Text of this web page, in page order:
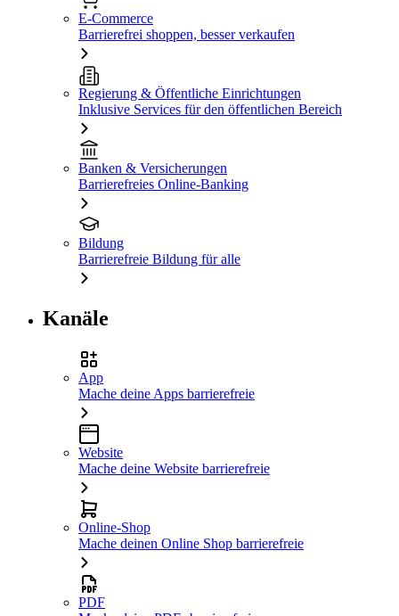
E-Commerce
Barrierefrei shoppen, besser verkaufen
Regierung & Öffentliche Einrichtungen
Inklusive Services für den öffentlichen Bereich
Banken & Versicherungen
Barrierefreies Online-Banking
Bildung
Barrierefreie Bildung für alle
Kanäle
App
Mache deine Apps barrierefreie
Website
Mache deine Website barrierefreie
Online-Shop
Mache deinen Online Shop barrierefreie
PDF